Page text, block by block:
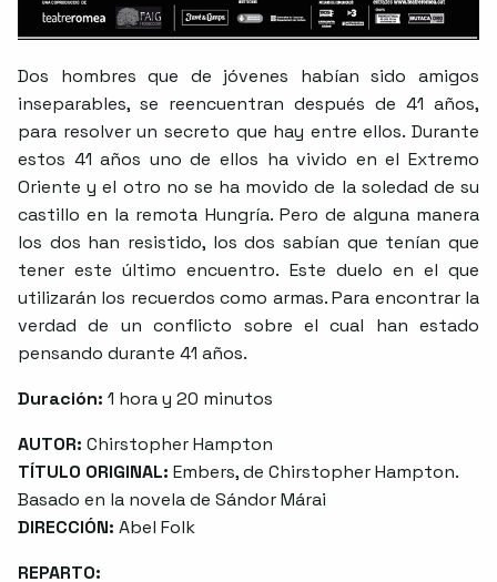
Dos hombres que de jóvenes habían sido amigos
inseparables, se reencuentran después de 41 años,
para resolver un secreto que hay entre ellos. Durante
estos 41 años uno de ellos ha vivido en el Extremo
Oriente y el otro no se ha movido de la soledad de su
castillo en la remota Hungría. Pero de alguna manera
los dos han resistido, los dos sabían que tenían que
tener este último encuentro. Este duelo en el que
utilizarán los recuerdos como armas. Para encontrar la
verdad de un conflicto sobre el cual han estado
pensando durante 41 años.
Duración: 1 hora y 20 minutos
AUTOR: Chirstopher Hampton
TÍTULO ORIGINAL: Embers, de Chirstopher Hampton.
Basado en la novela de Sándor Márai
DIRECCIÓN: Abel Folk
REPARTO: